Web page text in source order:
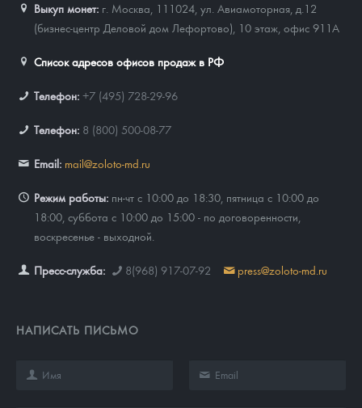
Выкуп монет: г. Москва, 111024, ул. Авиамоторная, д.12
(бизнес-центр Деловой дом Лефортово), 10 этаж, офис 911А
Список адресов офисов продаж в РФ
Телефон: +7 (495) 728-29-96
Телефон: 8 (800) 500-08-77
Email: mail@zoloto-md.ru
Режим работы: пн-чт с 10:00 до 18:30, пятница с 10:00 до
18:00, суббота с 10:00 до 15:00 - по договоренности,
воскресенье - выходной.
Пресс-служба: 8(968) 917-07-92 press@zoloto-md.ru
НАПИСАТЬ ПИСЬМО